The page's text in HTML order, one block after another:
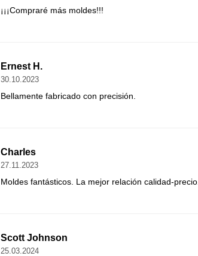
¡¡¡Compraré más moldes!!!
Ernest H.
30.10.2023
Bellamente fabricado con precisión.
Charles
27.11.2023
Moldes fantásticos. La mejor relación calidad-precio.
Scott Johnson
25.03.2024